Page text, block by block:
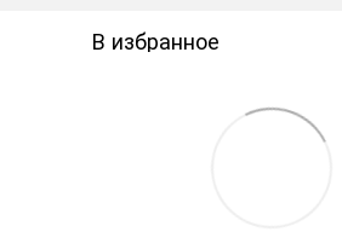
В избранное